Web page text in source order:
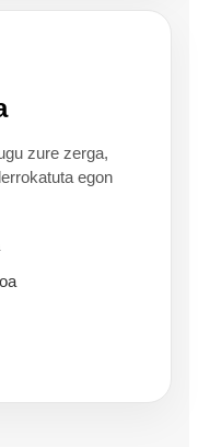
zure zerga,
egon